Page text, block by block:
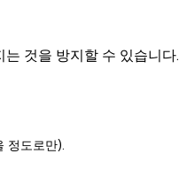
것을 방지할 수 있습니다.
정도로만).